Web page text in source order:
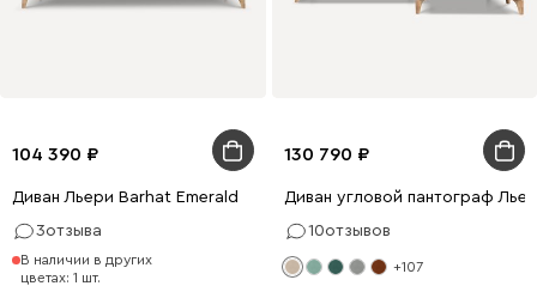
104 390
Диван Льери Barhat Emerald
3отзыва
В наличии в других
цветах: 1 шт.
130 790
Диван угловой пантограф
10отзывов
+107